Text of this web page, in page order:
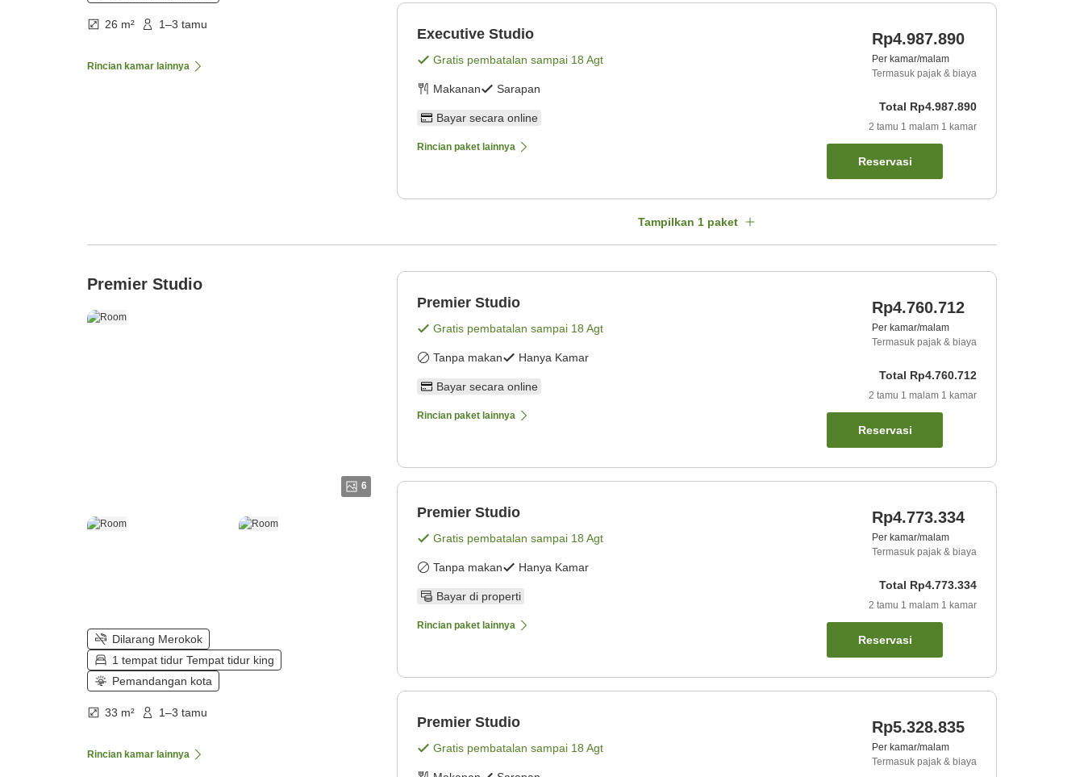
26 m² 1–3 tamu
Rincian kamar lainnya
Executive Studio
Gratis pembatalan sampai 18 Agt
Makanan Sarapan
Bayar secara online
Rincian paket lainnya
Rp4.987.890
Per kamar/malam
Termasuk pajak & biaya
Total Rp4.987.890
2 tamu 1 malam 1 kamar
Reservasi
Tampilkan 1 paket
Premier Studio
6
Dilarang Merokok
1 tempat tidur Tempat tidur king
Pemandangan kota
33 m² 1–3 tamu
Rincian kamar lainnya
Premier Studio
Gratis pembatalan sampai 18 Agt
Tanpa makan Hanya Kamar
Bayar secara online
Rincian paket lainnya
Rp4.760.712
Per kamar/malam
Termasuk pajak & biaya
Total Rp4.760.712
2 tamu 1 malam 1 kamar
Reservasi
Premier Studio
Gratis pembatalan sampai 18 Agt
Tanpa makan Hanya Kamar
Bayar di properti
Rincian paket lainnya
Rp4.773.334
Per kamar/malam
Termasuk pajak & biaya
Total Rp4.773.334
2 tamu 1 malam 1 kamar
Reservasi
Premier Studio
Gratis pembatalan sampai 18 Agt
Rp5.328.835
Per kamar/malam
Termasuk pajak & biaya